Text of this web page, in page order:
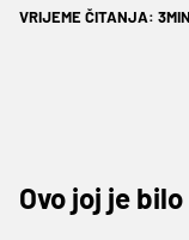
VRIJEME ČITANJA:
Ovo joj je